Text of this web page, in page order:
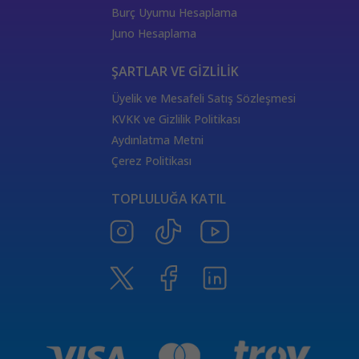
burçların elementleri
değişken
yükselen burçların özellikleri
Satürn Balık burcunda
ThetaHealing seansı
Tarot Destesi
Venüs burcu
Satürn burcu
Aşıklar Tarot Kartı
Güneş Tarot Sağlık Anlamı
Merkür Oğlak burcunda
Ay Tarot Sağlık Anlamı
Değnek Üçlüsü Anlamı
Denge kartı anlamı
tarotta değnek ikilisi sağlık anlamı
Burç Uyumu Hesaplama
Juno Hesaplama
ŞARTLAR VE GİZLİLİK
Üyelik ve Mesafeli Satış Sözleşmesi
KVKK ve Gizlilik Politikası
Aydınlatma Metni
Çerez Politikası
TOPLULUĞA KATIL